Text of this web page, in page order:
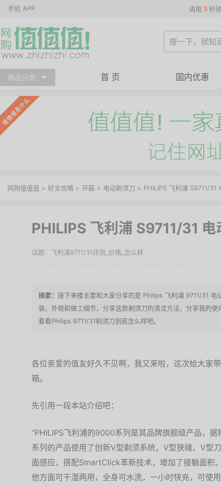
手机 APP 请用 3 秒
商品分类 首 页 国内优惠
网购值值值 > 好文攻略 > 开箱 > 电动剃须刀 > PHILIPS 飞利浦 S9711/31
PHILIPS 飞利浦 S9711/31
飞利浦9711/31评测_价格_怎么样
接下来楼主要和大家分享的是 Philips 飞利浦 9711/31 电
装、外观和做工细节，分享这款剃须刀的清洁方法，分享我的
看看Philips 9711/31剃须刀到底怎么样吧。
各位亲爱的值友好久不见啊，我又来啦，这次给大家
箱。
先引用一段本站介绍吧：
“PHILIPS飞利浦的9000系列是其品牌旗舰级产品，
系列的产品使用了创新V型剃须系统，V型狭缝、V型
面感应，搭配SmartClick革新技术，增加了接触面积
他方面可干湿两用，全身可水洗，一小时快充，可使